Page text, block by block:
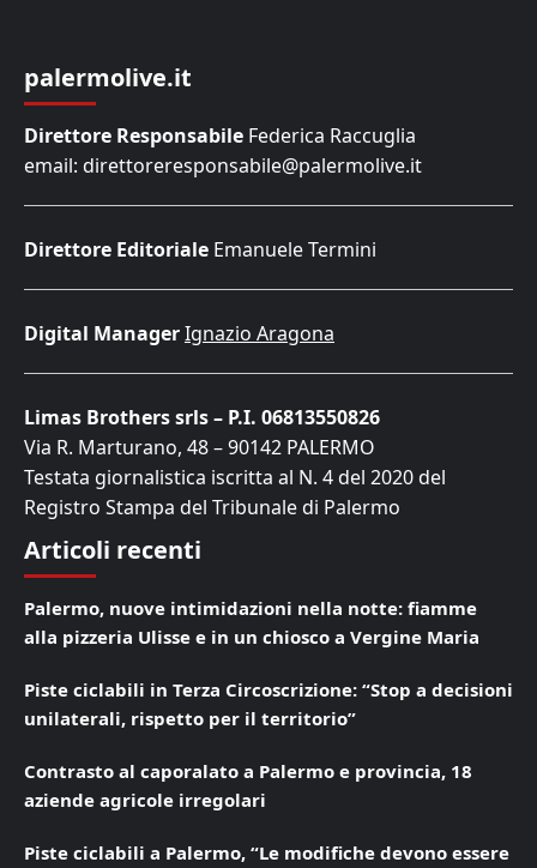
palermolive.it
Direttore Responsabile Federica Raccuglia
email: direttoreresponsabile@palermolive.it
Direttore Editoriale Emanuele Termini
Digital ManagerIgnazio Aragona
Limas Brothers srls – P.I. 06813550826
Via R. Marturano, 48 – 90142 PALERMO
Testata giornalistica iscritta al N. 4 del 2020 del
Registro Stampa del Tribunale di Palermo
Articoli recenti
Palermo, nuove intimidazioni nella notte: fiamme
alla pizzeria Ulisse e in un chiosco a Vergine Maria
Piste ciclabili in Terza Circoscrizione: “Stop a decisioni
unilaterali, rispetto per il territorio”
Contrasto al caporalato a Palermo e provincia, 18
aziende agricole irregolari
Piste ciclabili a Palermo, “Le modifiche devono essere